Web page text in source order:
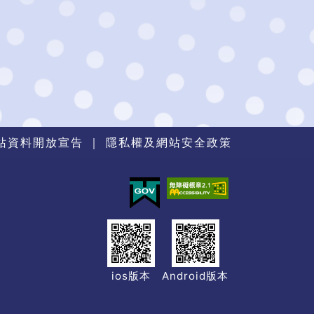
資料開放宣告 ｜ 隱私權及網站安全政策
ios版本 Android版本